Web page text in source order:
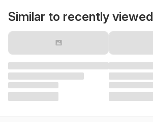
Similar to recently viewed